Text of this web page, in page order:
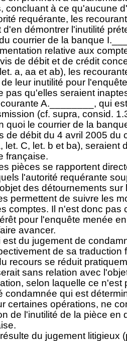
concluant à ce qu'aucune
requérante, les
d'en démontrer l'inutilité
courrier de la banque
relative aux
de débit et de crédit
a, aa et ab), les
leur inutilité pour
pas qu'elles seraient
A.________, qui
(cf. supra, consid.
quoi le courrier de la
de débit du 4 avril 2005 du
let. C, let. b et ba), seraient
française.
pièces se rapportent
l'autorité requérante
des détournements
permettent de suivre les
comptes. Il n'est donc pas
pour l'enquête menée
avancer.
est du jugement de
de sa traduction
recours se réduit
sans relation avec
selon laquelle ce n'est
condamnée qui est
certaines opérations, ne
de l'inutilité de la pièce en
du jugement litigieux